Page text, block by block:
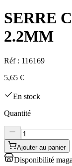
SERRE
2.2MM
Réf : 116169
5,65 €
En stock
Quantité
Ajouter au panier
Disponibilité